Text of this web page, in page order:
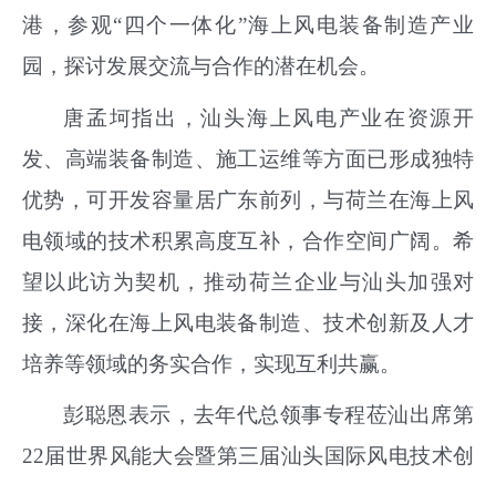
港，参观“四个一体化”海上风电装备制造产业
园，探讨发展交流与合作的潜在机会。
唐孟坷指出，汕头海上风电产业在资源开
发、高端装备制造、施工运维等方面已形成独特
优势，可开发容量居广东前列，与荷兰在海上风
电领域的技术积累高度互补，合作空间广阔。希
望以此访为契机，推动荷兰企业与汕头加强对
接，深化在海上风电装备制造、技术创新及人才
培养等领域的务实合作，实现互利共赢。
彭聪恩表示，去年代总领事专程莅汕出席第
22届世界风能大会暨第三届汕头国际风电技术创